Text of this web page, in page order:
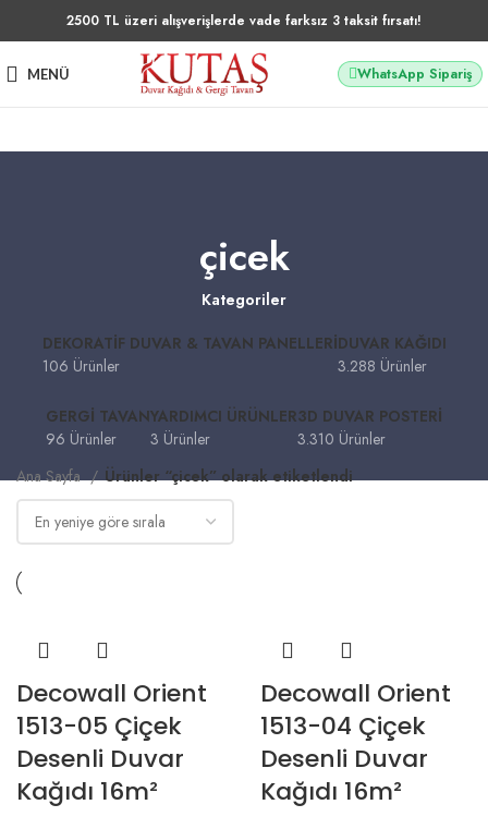
2500 TL üzeri alışverişlerde vade farksız 3 taksit fırsatı!
MENÜ WhatsApp Sipariş
çicek
Kategoriler
DEKORATIF DUVAR & TAVAN PANELLERI
106 Ürünler
DUVAR KAĞIDI
3.288 Ürünler
GERGI TAVAN
96 Ürünler
YARDIMCI ÜRÜNLER
3 Ürünler
3D DUVAR POSTERI
3.310 Ürünler
Ana Sayfa
Ürünler “çicek” olarak etiketlendi
Decowall Orient
1513-05 Çiçek
Desenli Duvar
Kağıdı 16m²
Decowall Orient
1513-04 Çiçek
Desenli Duvar
Kağıdı 16m²